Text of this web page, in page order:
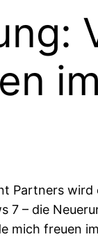
Partners wird
7 – die
mich freuen